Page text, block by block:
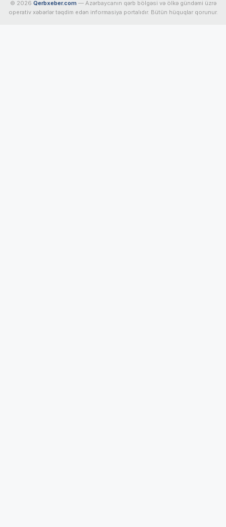
© 2026 Qerbxeber.com — Azərbaycanın qərb bölgəsi və ölkə gündəmi üzrə
operativ xəbərlər təqdim edən informasiya portalıdır. Bütün hüquqlar qorunur.